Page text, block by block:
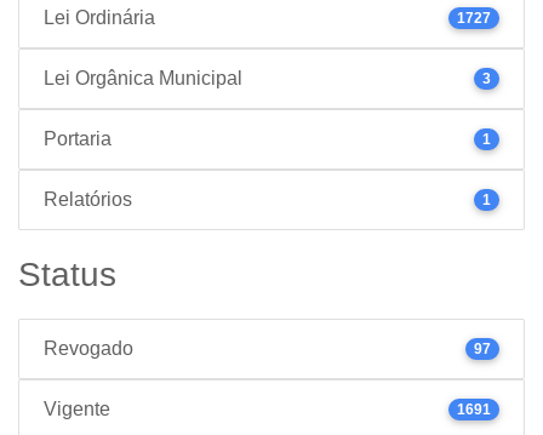
Lei Ordinária 1727
Lei Orgânica Municipal 3
Portaria 1
Relatórios 1
Status
Revogado 97
Vigente 1691